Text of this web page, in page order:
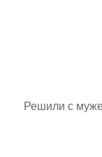
Решили с